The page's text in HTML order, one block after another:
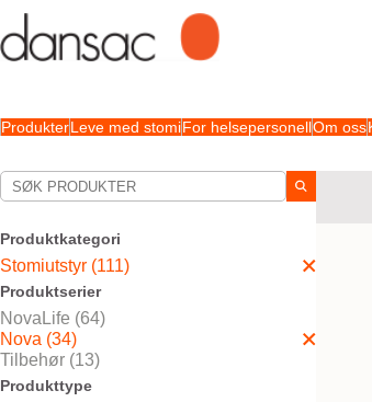
ProdukterLeve med stomiFor helsepersonellOm oss
Produktkategori
Stomiutstyr (111)
Produktserier
NovaLife (64)
Nova (34)
Tilbehør (13)
Produkttype